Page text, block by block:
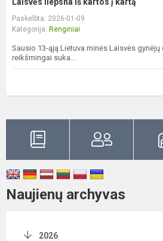
Paskelbta: 2026-01-09
Kategorija: Renginiai
Sausio 13-ąją Lietuva minės Laisvės gynėjų
reikšmingai suka...
Naujienų archyvas
2026